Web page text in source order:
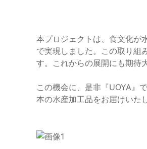
本プロジェクトは、食文化が
で実現しました。この取り組
す。これからの展開にも期待
この機会に、是非『UOYA』
本の水産加工品をお届けいた